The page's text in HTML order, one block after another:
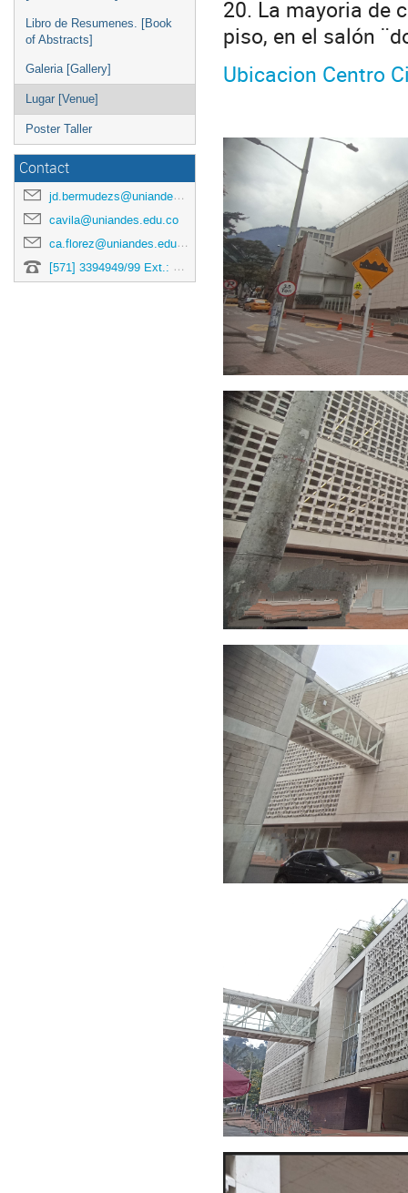
Libro de Resumenes. [Book
of Abstracts]
Galeria [Gallery]
Lugar [Venue]
Poster Taller
Contact
jd.bermudezs@uniandes.edu.co
cavila@uniandes.edu.co
ca.florez@uniandes.edu.co
[571] 3394949/99 Ext.: 3878
20. La mayoria de
piso, en el salón
Ubicacion Centro